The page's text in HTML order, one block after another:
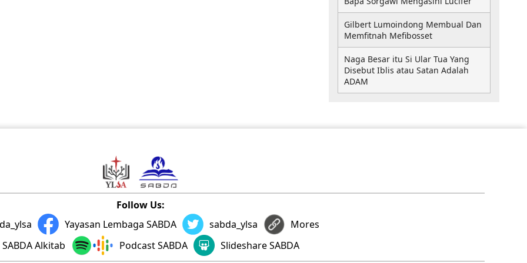
Gilbert Lumoindong Membual Dan
Memfitnah Mefibosset
Naga Besar itu Si Ular Tua Yang
Disebut Iblis atau Satan Adalah
ADAM
Follow Us:
Yayasan Lembaga SABDA sabda_ylsa
Mores
SABDA Alkitab
Podcast SABDA Slideshare SABDA